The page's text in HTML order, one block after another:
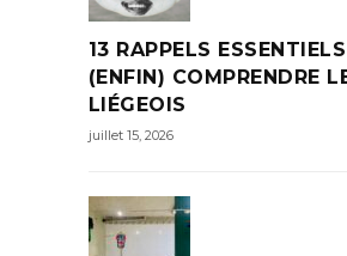
13 RAPPELS
(ENFIN) COMPRENDRE
LIÉGEOIS
juillet 15, 2026